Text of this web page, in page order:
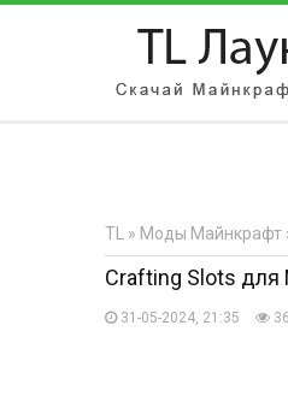
АВТОРИЗАЦИЯ НА
TL » Моды Майнкрафт
Crafting Slots для
31-05-2024, 21:35